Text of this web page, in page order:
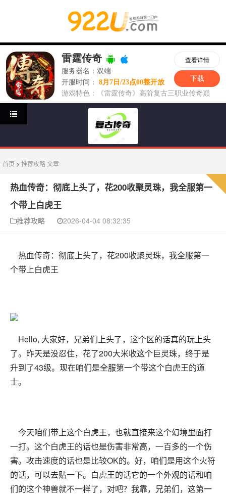
首页 > 推荐攻略文章
热血传奇：彻底上头了，花200收聚灵珠，我全服第一
个带上白虎王
推荐攻略 2026-04-04 08:32:35
热血传奇：彻底上头了，花200收聚灵珠，我全服第一
个带上白虎王
Hello, 大家好，兄弟们上头了，这个区的话真的玩上头
了。昨天是没忍住，花了200大米收这个巨灵珠，终于是
升到了43级。现在咱们是全服第一个带这个白虎王的道
士。
今天咱们带上这个白虎王，也就直接来这个幻境里面打
一打。这个白虎王的话也是伤害非常高，一百多的一个伤
害。攻击速度的话也是比较OK的。好，咱们是用这个火符
的话，可以去贴一下。白虎王的话它的一个外观的话和咱
们的这个神兽就不一样了，对吧？我靠，兄弟们，这第一